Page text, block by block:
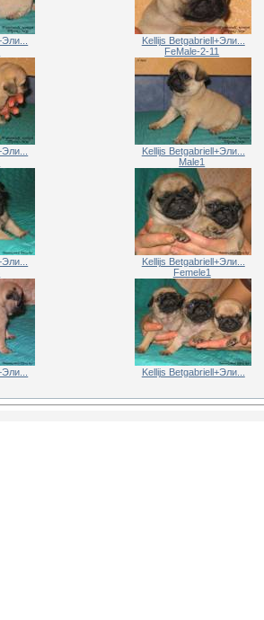
Kellijs Betgabriell+Эли...
FeMale-2-11
Kellijs Betgabriell+Эли...
Male1
Kellijs Betgabriell+Эли...
Femele1
Kellijs Betgabriell+Эли...